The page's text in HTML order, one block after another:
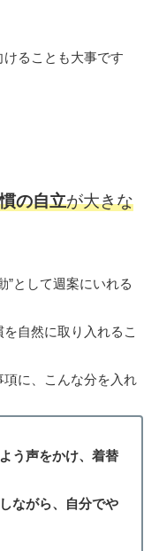
ることも大事です
の自立が大きな
”として週案にいれる
自然に取り入れるこ
に、こんな分を入れ
う声をかけ、着替
ながら、自分でや